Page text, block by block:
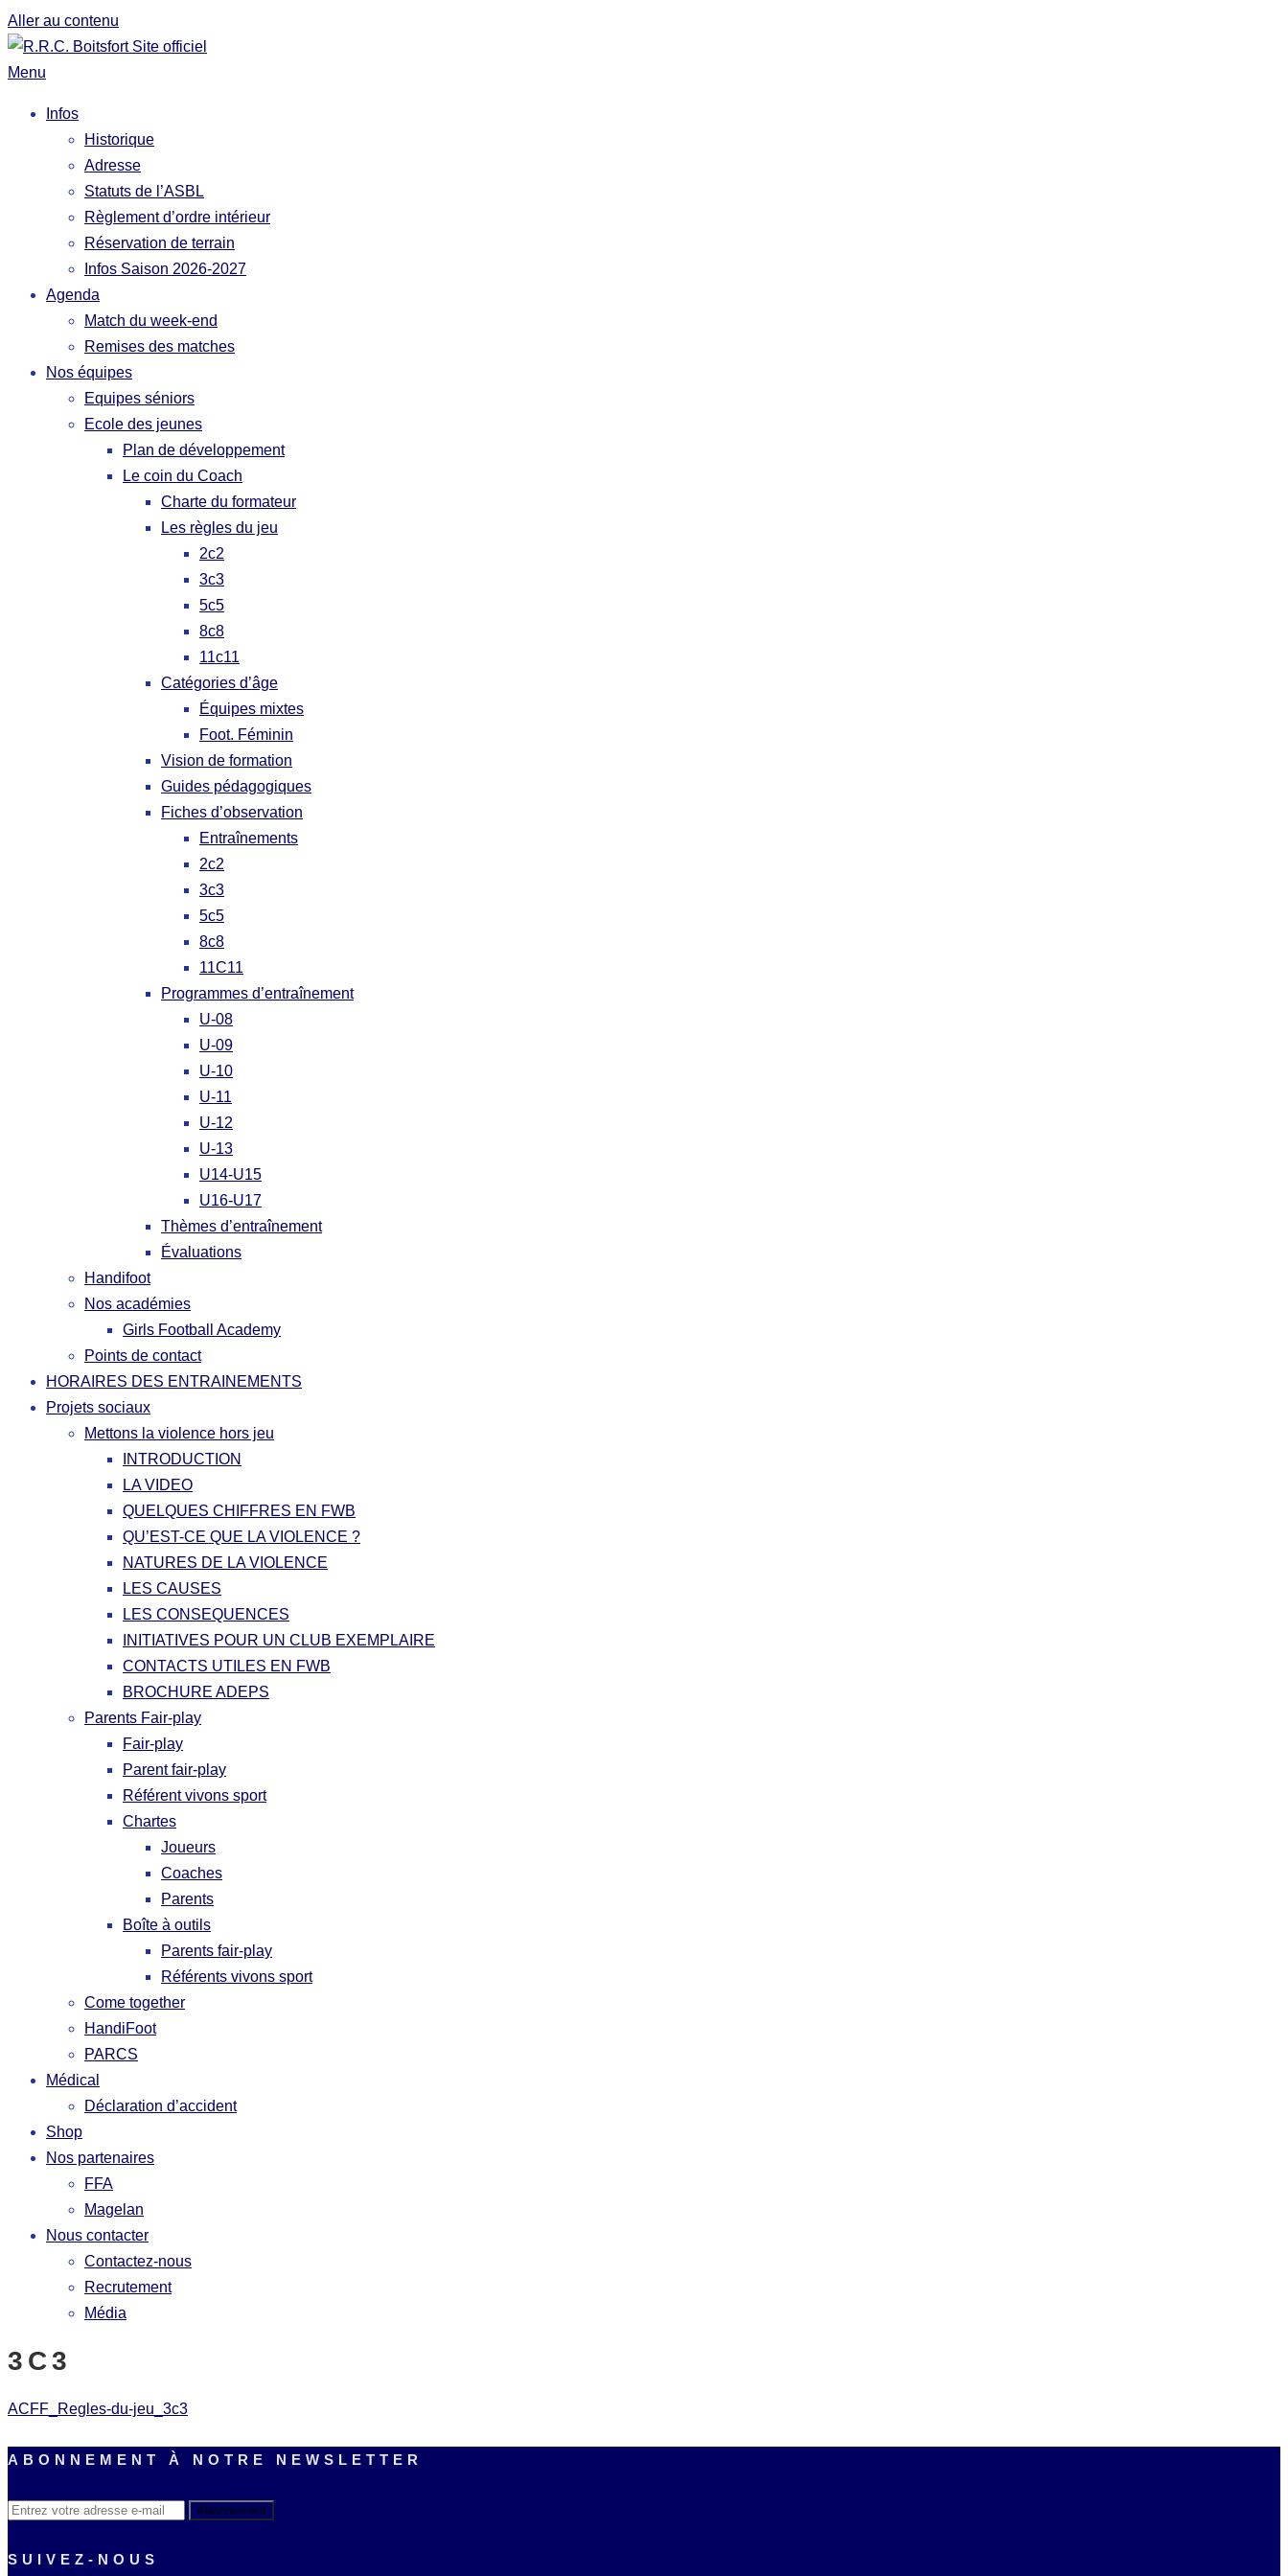
Aller au contenu
Menu
Infos
Historique
Adresse
Statuts de l’ASBL
Règlement d’ordre intérieur
Réservation de terrain
Infos Saison 2026-2027
Agenda
Match du week-end
Remises des matches
Nos équipes
Equipes séniors
Ecole des jeunes
Plan de développement
Le coin du Coach
Charte du formateur
Les règles du jeu
2c2
3c3
5c5
8c8
11c11
Catégories d’âge
Équipes mixtes
Foot. Féminin
Vision de formation
Guides pédagogiques
Fiches d’observation
Entraînements
2c2
3c3
5c5
8c8
11C11
Programmes d’entraînement
U-08
U-09
U-10
U-11
U-12
U-13
U14-U15
U16-U17
Thèmes d’entraînement
Évaluations
Handifoot
Nos académies
Girls Football Academy
Points de contact
HORAIRES DES ENTRAINEMENTS
Projets sociaux
Mettons la violence hors jeu
INTRODUCTION
LA VIDEO
QUELQUES CHIFFRES EN FWB
QU’EST-CE QUE LA VIOLENCE ?
NATURES DE LA VIOLENCE
LES CAUSES
LES CONSEQUENCES
INITIATIVES POUR UN CLUB EXEMPLAIRE
CONTACTS UTILES EN FWB
BROCHURE ADEPS
Parents Fair-play
Fair-play
Parent fair-play
Référent vivons sport
Chartes
Joueurs
Coaches
Parents
Boîte à outils
Parents fair-play
Référents vivons sport
Come together
HandiFoot
PARCS
Médical
Déclaration d’accident
Shop
Nos partenaires
FFA
Magelan
Nous contacter
Contactez-nous
Recrutement
Média
3C3
ACFF_Regles-du-jeu_3c3
ABONNEMENT À NOTRE NEWSLETTER
SUIVEZ-NOUS